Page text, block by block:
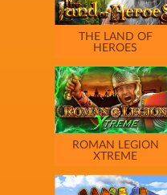
THE LAND OF
HEROES
ROMAN LEGION
XTREME